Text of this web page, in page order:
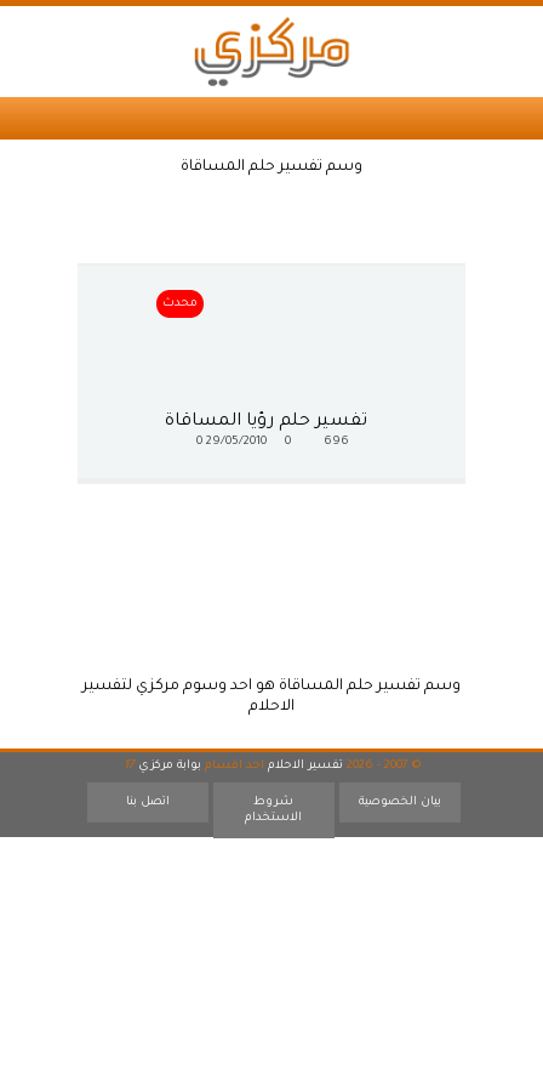
وسم تفسير حلم المساقاة
محدث
تفسير حلم رؤيا المساقاة
696
29/05/2010
0
وسم تفسير حلم المساقاة هو احد وسوم مركزي لتفسير
الاحلام
© 2007 - 2026 تفسير الاحلام احد اقسام بوابة مركزي 17
بيان الخصوصية
شروط
الاستخدام
اتصل بنا